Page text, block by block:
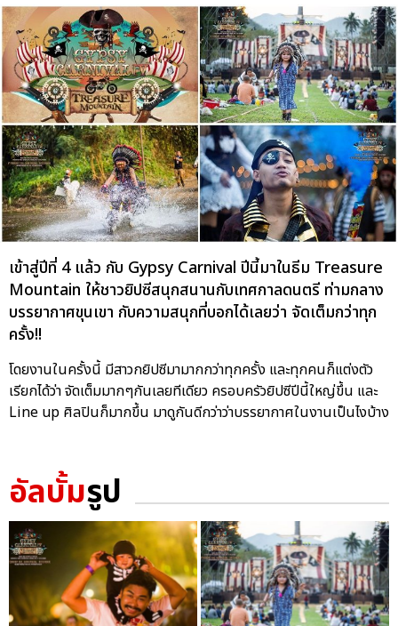
เข้าสู่ปีที่ 4 แล้ว กับ Gypsy Carnival ปีนี้มาในธีม Treasure
Mountain ให้ชาวยิปซีสนุกสนานกับเทศกาลดนตรี ท่ามกลาง
บรรยากาศขุนเขา กับความสนุกที่บอกได้เลยว่า จัดเต็มกว่าทุก
ครั้ง!!
โดยงานในครั้งนี้ มีสาวกยิปซีมามากกว่าทุกครั้ง และทุกคนก็แต่งตัว
เรียกได้ว่า จัดเต็มมากๆกันเลยทีเดียว ครอบครัวยิปซีปีนี้ใหญ่ขึ้น และ
Line up ศิลปินก็มากขึ้น มาดูกันดีกว่าว่าบรรยากาศในงานเป็นไงบ้าง
อัลบั้มรูป